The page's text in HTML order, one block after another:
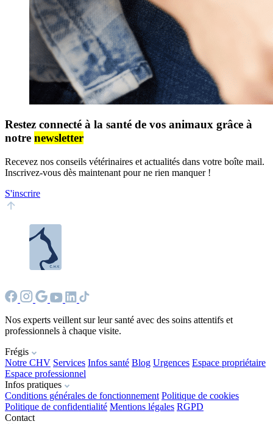
Restez connecté à la santé de vos animaux grâce à
notre newsletter
Recevez nos conseils vétérinaires et actualités dans votre boîte mail.
Inscrivez-vous dès maintenant pour ne rien manquer !
S'inscrire
Nos experts veillent sur leur santé avec des soins attentifs et
professionnels à chaque visite.
Frégis
Notre CHV Services Infos santé Blog Urgences Espace propriétaire
Espace professionnel
Infos pratiques
Conditions générales de fonctionnement Politique de cookies
Politique de confidentialité Mentions légales RGPD
Contact